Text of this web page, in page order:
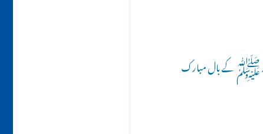
ﷺ کے بال مبارک